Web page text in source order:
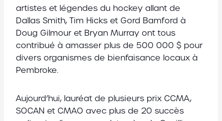
artistes et légendes du hockey allant de
Dallas Smith, Tim Hicks et Gord Bamford à
Doug Gilmour et Bryan Murray ont tous
contribué à amasser plus de 500 000 $ pour
divers organismes de bienfaisance locaux à
Pembroke.
Aujourd’hui, lauréat de plusieurs prix CCMA,
SOCAN et CMAO avec plus de 20 succès